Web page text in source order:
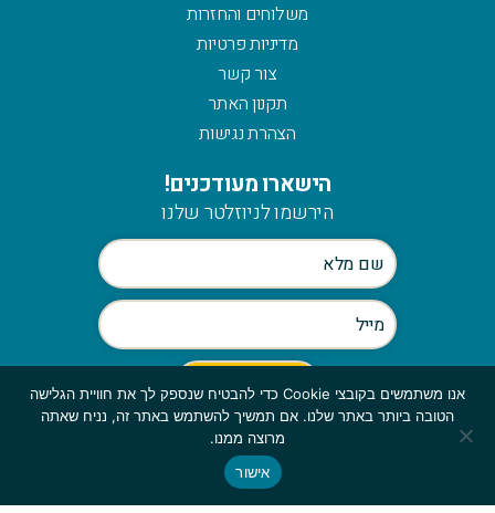
משלוחים והחזרות
מדיניות פרטיות
צור קשר
תקנון האתר
הצהרת נגישות
הישארו מעודכנים!
הירשמו לניוזלטר שלנו
Scroll
to
top
אנו משתמשים בקובצי Cookie כדי להבטיח שנספק לך את חוויית הגלישה
הטובה ביותר באתר שלנו. אם תמשיך להשתמש באתר זה, נניח שאתה
מרוצה ממנו.
אישור